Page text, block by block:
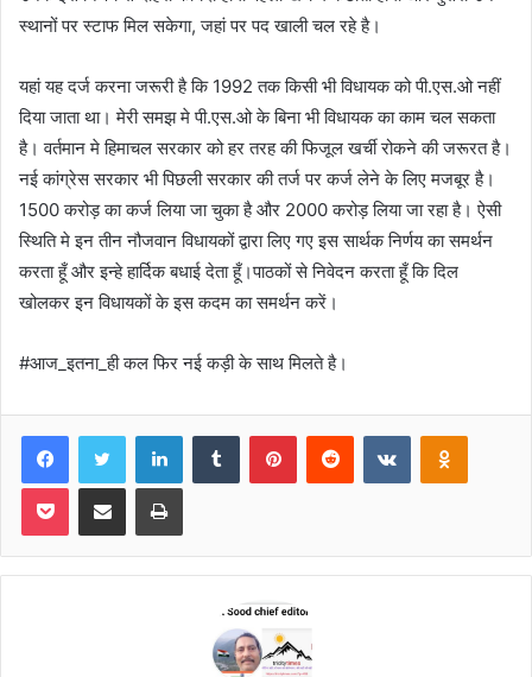
स्थानों पर स्टाफ मिल सकेगा, जहां पर पद खाली चल रहे है।
यहां यह दर्ज करना जरूरी है कि 1992 तक किसी भी विधायक को पी.एस.ओ नहीं
दिया जाता था। मेरी समझ मे पी.एस.ओ के बिना भी विधायक का काम चल सकता
है। वर्तमान मे हिमाचल सरकार को हर तरह की फिजूल खर्ची रोकने की जरूरत है।
नई कांग्रेस सरकार भी पिछली सरकार की तर्ज पर कर्ज लेने के लिए मजबूर है।
1500 करोड़ का कर्ज लिया जा चुका है और 2000 करोड़ लिया जा रहा है। ऐसी
स्थिति मे इन तीन नौजवान विधायकों द्वारा लिए गए इस सार्थक निर्णय का समर्थन
करता हूँ और इन्हे हार्दिक बधाई देता हूँ।पाठकों से निवेदन करता हूँ कि दिल
खोलकर इन विधायकों के इस कदम का समर्थन करें।
#आज_इतना_ही कल फिर नई कड़ी के साथ मिलते है।
FacebookTwitter LinkedInTumblr PinterestReddit VKontakte
Pocket Share via Email Print